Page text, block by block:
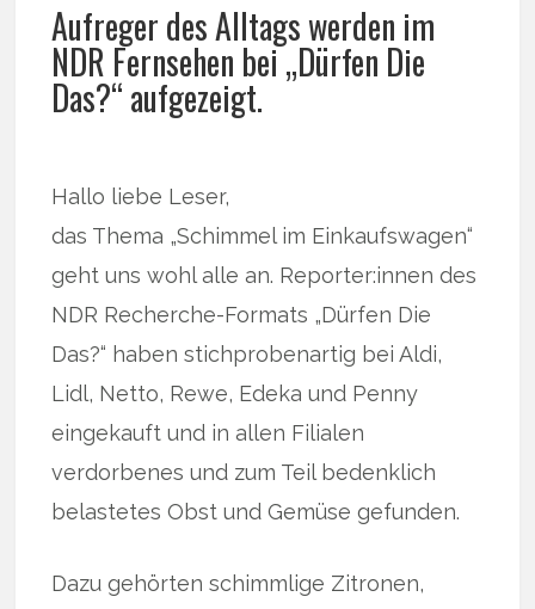
Aufreger des Alltags werden im
NDR Fernsehen bei „Dürfen Die
Das?“ aufgezeigt.
Hallo liebe Leser,
das Thema „Schimmel im Einkaufswagen“
geht uns wohl alle an. Reporter:innen des
NDR Recherche-Formats „Dürfen Die
Das?“ haben stichprobenartig bei Aldi,
Lidl, Netto, Rewe, Edeka und Penny
eingekauft und in allen Filialen
verdorbenes und zum Teil bedenklich
belastetes Obst und Gemüse gefunden.
Dazu gehörten schimmlige Zitronen,